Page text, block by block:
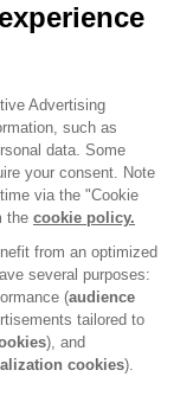
Advertising
such as
data. Some
your consent. Note
via the "Cookie
the cookie policy.
from an optimized
several purposes:
(audience
tailored to
), and
cookies).